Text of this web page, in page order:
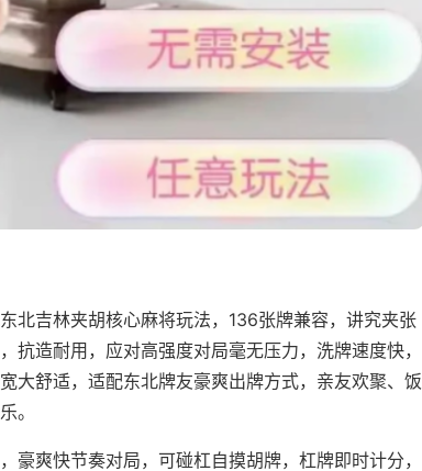
北吉林夹胡核心麻将玩法，136张牌兼容，讲究夹张
抗造耐用，应对高强度对局毫无压力，洗牌速度快，
大舒适，适配东北牌友豪爽出牌方式，亲友欢聚、饭
。
豪爽快节奏对局，可碰杠自摸胡牌，杠牌即时计分，